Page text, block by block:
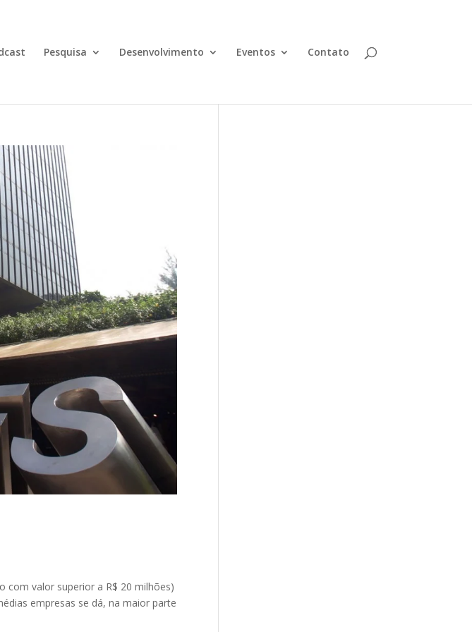
Pesquisa Desenvolvimento Eventos Contato
com valor superior a R$ 20 milhões)
empresas se dá, na maior parte